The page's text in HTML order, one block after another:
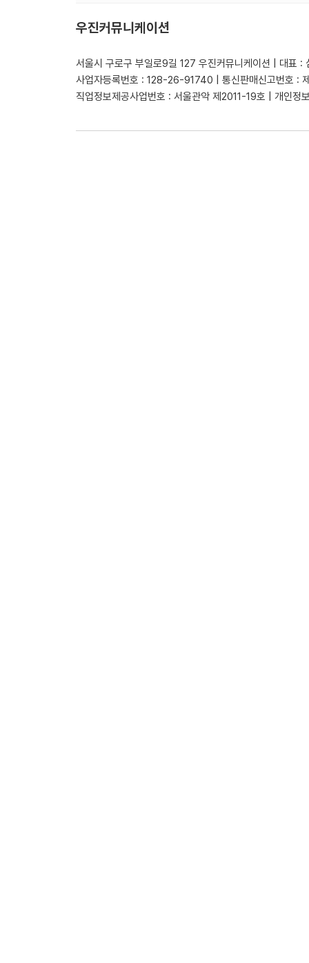
우진커뮤니케이션
서울시 구로구 부일로9길 127 우진커뮤니케이션 | 대표 :
사업자등록번호 : 128-26-91740 | 통신판매신고번호 :
직업정보제공사업번호 : 서울관악 제2011-19호 | 개인정